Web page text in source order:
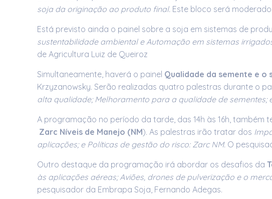
soja da originação ao produto final. Este bloco será
Está previsto ainda o painel sobre a soja em sistemas de
sustentabilidade ambiental e Automação em sistemas
de Agricultura Luiz de Queiroz
Simultaneamente, haverá o painel Qualidade da semente e o
Krzyzanowsky. Serão realizadas quatro palestras durante o
alta qualidade; Melhoramento para a qualidade de
A programação no período da tarde, das 14h às 16h, também
Zarc Níveis de Manejo (NM). As palestras irão tratar dos
aplicações; e Políticas de gestão do risco: Zarc NM. O
Outro destaque da programação irá abordar os desafios da
às aplicações aéreas; Aviões, drones de pulverização e o
pesquisador da Embrapa Soja, Fernando Adegas.